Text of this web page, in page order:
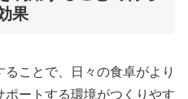
果
ことで、日々の食卓がより
ートする環境がつくりやす